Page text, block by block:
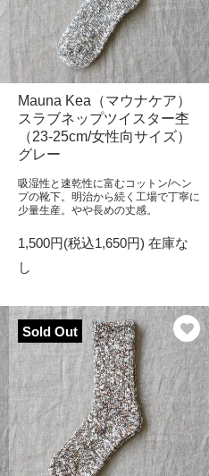
Mauna Kea（マウナケア）
スラブネップツイスター杢
（23-25cm/女性向サイズ）
グレー
吸湿性と速乾性に富むコットン/ヘン
プの靴下。明治から続く工場で丁寧に
少量生産。やや長めの丈感。
1,500円(税込1,650円) 在庫な
し
Sold Out